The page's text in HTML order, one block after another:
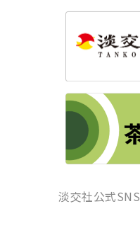
淡交社公式SNS